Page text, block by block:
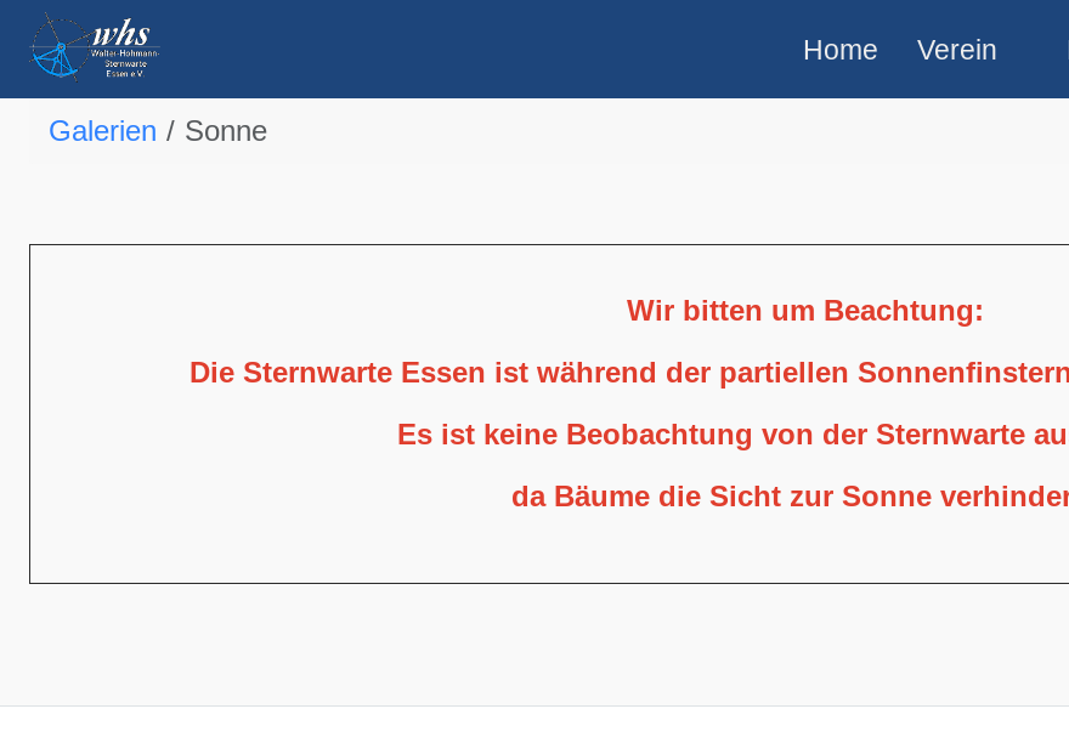
Home Verein
Galerien Sonne
Wir bitten um Beachtung:
Die Sternwarte Essen ist während der partiellen
Es ist keine Beobachtung von der Sternwarte
da Bäume die Sicht zur Sonne